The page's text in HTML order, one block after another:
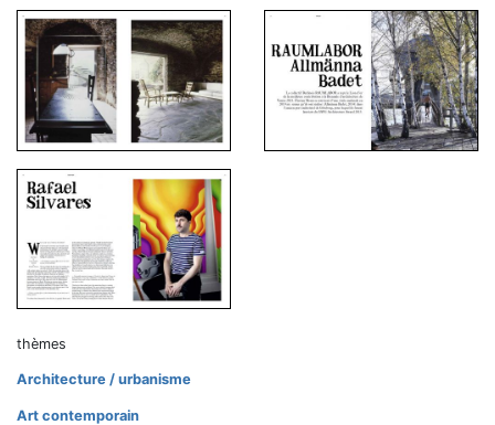
thèmes
Architecture / urbanisme
Art contemporain